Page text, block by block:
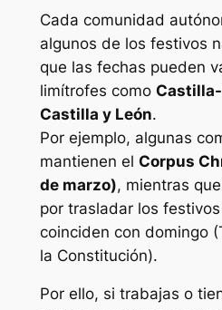
Cada comunidad
algunos de los festivos
que las fechas pueden
limítrofes como
Castilla y León.
Por ejemplo, algunas
mantienen el Corpus
de marzo), mientras
por trasladar los
coinciden con domingo
la Constitución).
Por ello, si trabajas o